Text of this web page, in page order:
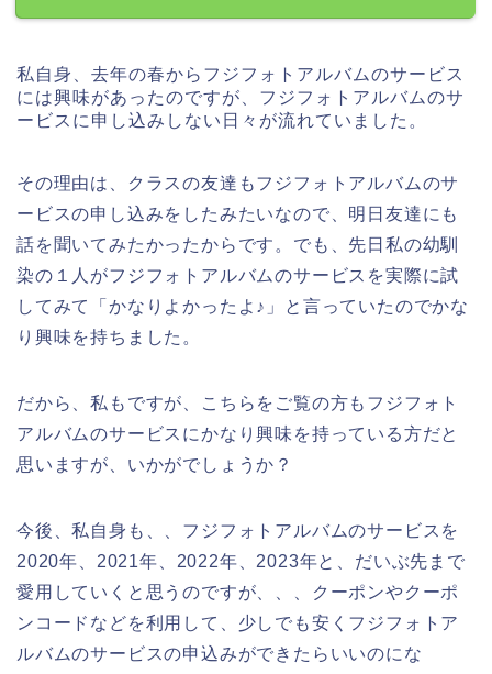
私自身、去年の春からフジフォトアルバムのサービス
には興味があったのですが、フジフォトアルバムのサ
ービスに申し込みしない日々が流れていました。
その理由は、クラスの友達もフジフォトアルバムのサ
ービスの申し込みをしたみたいなので、明日友達にも
話を聞いてみたかったからです。でも、先日私の幼馴
染の１人がフジフォトアルバムのサービスを実際に試
してみて「かなりよかったよ♪」と言っていたのでかな
り興味を持ちました。
だから、私もですが、こちらをご覧の方もフジフォト
アルバムのサービスにかなり興味を持っている方だと
思いますが、いかがでしょうか？
今後、私自身も、、フジフォトアルバムのサービスを
2020年、2021年、2022年、2023年と、だいぶ先まで
愛用していくと思うのですが、、、クーポンやクーポ
ンコードなどを利用して、少しでも安くフジフォトア
ルバムのサービスの申込みができたらいいのにな